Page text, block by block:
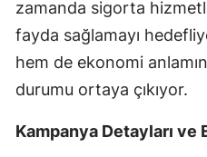
zamanda sigorta
fayda sağlamayı
hem de ekonomi
durumu ortaya çıkıyor.
Kampanya Detayları ve